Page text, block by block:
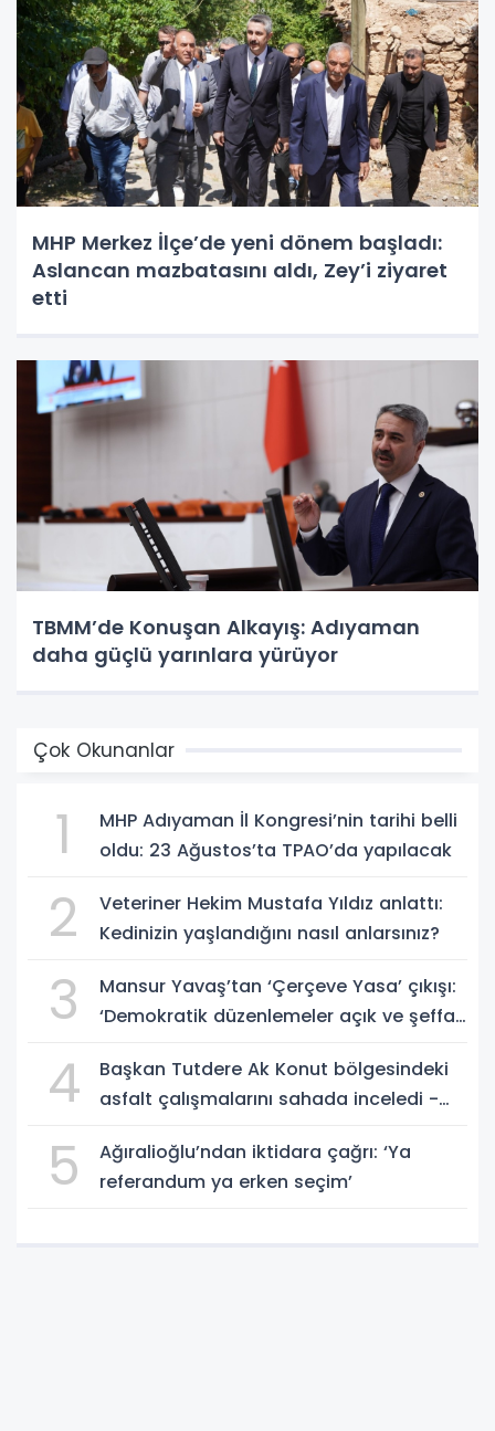
MHP Merkez İlçe’de yeni dönem başladı:
Aslancan mazbatasını aldı, Zey’i ziyaret
etti
TBMM’de Konuşan Alkayış: Adıyaman
daha güçlü yarınlara yürüyor
Çok Okunanlar
1
MHP Adıyaman İl Kongresi’nin tarihi belli
oldu: 23 Ağustos’ta TPAO’da yapılacak
2
Veteriner Hekim Mustafa Yıldız anlattı:
Kedinizin yaşlandığını nasıl anlarsınız?
3
Mansur Yavaş’tan ‘Çerçeve Yasa’ çıkışı:
‘Demokratik düzenlemeler açık ve şeffaf
4
Başkan Tutdere Ak Konut bölgesindeki
asfalt çalışmalarını sahada inceledi -
5
Ağıralioğlu’ndan iktidara çağrı: ‘Ya
referandum ya erken seçim’